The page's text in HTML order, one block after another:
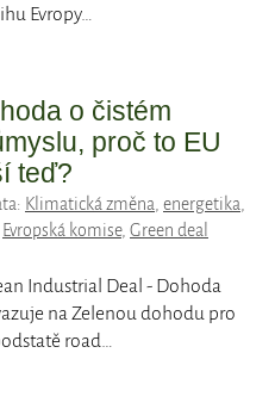
Evropy…
o čistém
proč to EU
teď?
Klimatická změna, energetika,
Evropská komise, Green deal
Industrial Deal - Dohoda
na Zelenou dohodu pro
road…